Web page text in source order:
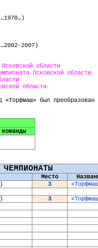
2007)
области
Псковской области
области
«Торфмаш» был преобразован
ЧЕМПИОНАТЫ
Место
3 «
3 «